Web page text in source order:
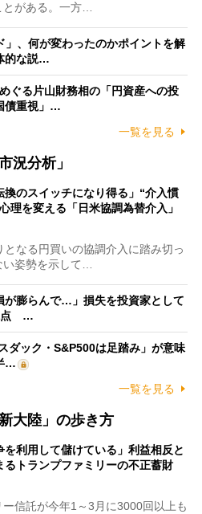
とがある。一方…
」、何が変わったのかポイントを解
的な説…
ぐる片山財務相の「円資産への投
債重視」…
一覧を見る
況分析」
換のスイッチになり得る」“介入慣
理を変える「日米協調為替介入」
なる円買いの協調介入に踏み切っ
い姿勢を示して…
が膨らんで…」損失を投資家として
点 …
ダック・S&P500は足踏み」が意味
…
一覧を見る
大陸」の歩き方
を利用して儲けている」利益相反と
るトランプファミリーの不正蓄財
信託が今年1～3月に3000回以上も